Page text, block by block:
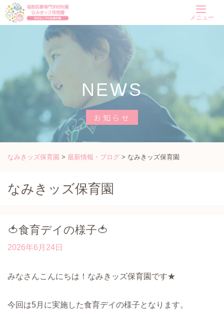
Skip
メニュー
NEWS
お知らせ
なみきッズ保育園 > 最新情報・ブログ > なみきッズ保育園
なみきッズ保育園
🍅食育デイの様子🍅
2026年6月24日
みなさんこんにちは！なみきッズ保育園です★
今回は5月に実施した食育デイの様子となります。